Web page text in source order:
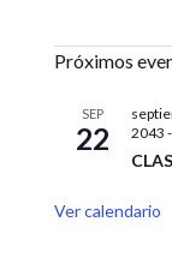
Próximos
SEP
22
2043
Ver calendario